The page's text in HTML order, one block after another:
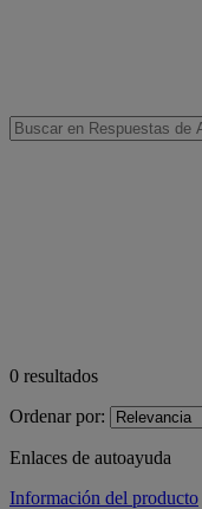
0 resultados
Ordenar por:
Enlaces de autoayuda
Información del producto